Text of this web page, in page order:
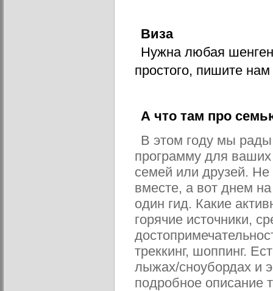
Виза
Нужна любая
простого, пишите нам
А что там про
В этом году мы
программу для
семей или друзей.
вместе, а вот днем
один гид. Какие
горячие источники,
треккинг, шоппинг.
лыжах/сноубордах и
подробное описание